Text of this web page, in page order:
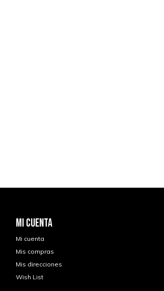
MI CUENTA
Mi cuenta
Mis compras
Mis direcciones
Wish List